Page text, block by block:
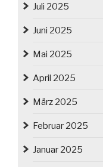
Juli 2025
Juni 2025
Mai 2025
April 2025
März 2025
Februar 2025
Januar 2025